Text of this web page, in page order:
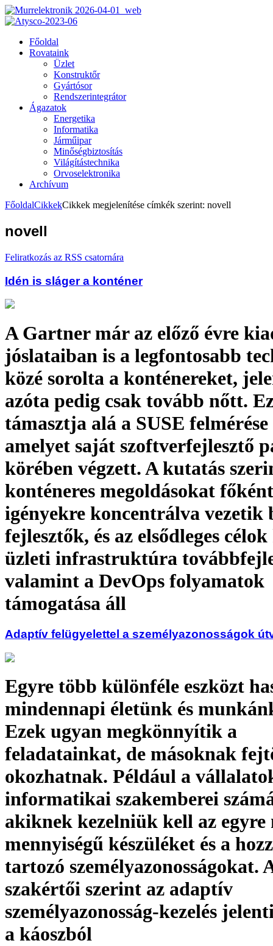
Főoldal
Rovataink
Üzlet
Konstruktőr
Gyártósor
Rendszerintegrátor
Ágazatok
Energetika
Informatika
Járműipar
Minőségbiztosítás
Világítástechnika
Orvoselektronika
Archívum
FőoldalCikkekCikkek megjelenítése címkék szerint: novell
novell
Feliratkozás az RSS csatornára
Idén is sláger a konténer
A Gartner már az előző évre
jóslataiban is a legfontosabb
közé sorolta a konténereket,
azóta pedig csak tovább nőtt.
támasztja alá a SUSE felmérése
amelyet saját szoftverfejlesztő
körében végzett. A kutatás
konténeres megoldásokat
igényekre koncentrálva vezetik
fejlesztők, és az elsődleges
üzleti infrastruktúra
valamint a DevOps folyamatok
támogatása áll
Adaptív felügyelettel a személyazonosságok
Egyre több különféle eszközt
mindennapi életünk és
Ezek ugyan megkönnyítik a
feladatainkat, de másoknak
okozhatnak. Például a
informatikai szakemberei
akiknek kezelniük kell az egyre
mennyiségű készüléket és a
tartozó személyazonosságokat.
szakértői szerint az adaptív
személyazonosság-kezelés
a káoszból